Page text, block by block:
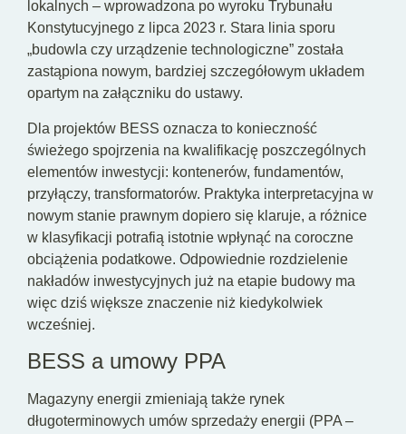
lokalnych – wprowadzona po wyroku Trybunału
Konstytucyjnego z lipca 2023 r. Stara linia sporu
„budowla czy urządzenie technologiczne” została
zastąpiona nowym, bardziej szczegółowym układem
opartym na załączniku do ustawy.
Dla projektów BESS oznacza to konieczność
świeżego spojrzenia na kwalifikację poszczególnych
elementów inwestycji: kontenerów, fundamentów,
przyłączy, transformatorów. Praktyka interpretacyjna w
nowym stanie prawnym dopiero się klaruje, a różnice
w klasyfikacji potrafią istotnie wpłynąć na coroczne
obciążenia podatkowe. Odpowiednie rozdzielenie
nakładów inwestycyjnych już na etapie budowy ma
więc dziś większe znaczenie niż kiedykolwiek
wcześniej.
BESS a umowy PPA
Magazyny energii zmieniają także rynek
długoterminowych umów sprzedaży energii (PPA –